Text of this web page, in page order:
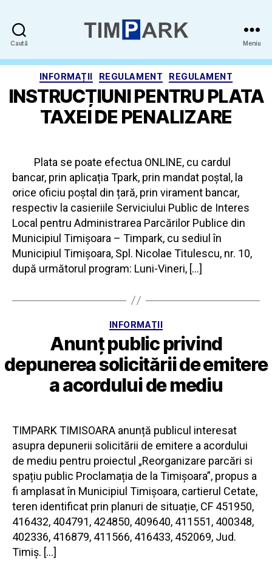
Caută
-
SPAPP
Meniu
Categorii
INFORMAȚII REGULAMENT REGULAMENT
INSTRUCȚIUNI PENTRU PLATA
TAXEI DE PENALIZARE
Plata se poate efectua ONLINE, cu cardul
bancar, prin aplicația Tpark, prin mandat poștal, la
orice oficiu poștal din țară, prin virament bancar,
respectiv la casieriile Serviciului Public de Interes
Local pentru Administrarea Parcărilor Publice din
Municipiul Timișoara – Timpark, cu sediul în
Municipiul Timișoara, Spl. Nicolae Titulescu, nr. 10,
după următorul program: Luni-Vineri, […]
Categorii
INFORMAȚII
Anunț public privind
depunerea solicitării de emitere
a acordului de mediu
TIMPARK TIMISOARA anunță publicul interesat
asupra depunerii solicitării de emitere a acordului
de mediu pentru proiectul „Reorganizare parcări si
spațiu public Proclamația de la Timișoara”, propus a
fi amplasat în Municipiul Timișoara, cartierul Cetate,
teren identificat prin planuri de situație, CF 451950,
416432, 404791, 424850, 409640, 411551, 400348,
402336, 416879, 411566, 416433, 452069, Jud.
Timiș. […]